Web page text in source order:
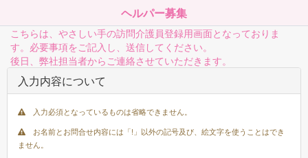
ヘルパー募集
こちらは、やさしい手の訪問介護員登録用画面となっておりま
す。必要事項をご記入し、送信してください。
後日、弊社担当者からご連絡させていただきます。
入力内容について
入力必須となっているものは省略できません。
お名前とお問合せ内容には「!」以外の記号及び、絵文字を使うことはでき
ません。